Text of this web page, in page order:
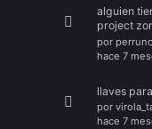
alguien
project
por
hace 7
llaves
por
hace 7